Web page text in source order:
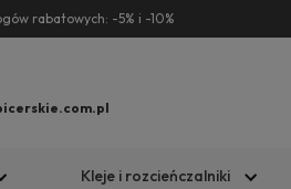
rabatowych: -5% i -10%
Kleje i rozcieńczalniki